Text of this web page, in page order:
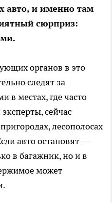
авто, и именно там
сюрприз:
органов в это
следят за
местах, где часто
сейчас
лесополосах
авто остановят —
в багажник, но и в
может